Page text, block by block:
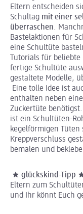
Eltern entscheiden
Schultag mit einer
überraschen.
Bastelaktionen für
eine Schultüte
Tutorials für
fertige Schultüte
gestaltete Modelle,
Eine tolle Idee ist
enthalten neben
Zuckertüte
ist ein Schultüten-
kegelförmigen
Kreppverschluss
bemalen und
★ glückskind-Tipp
Eltern zum
und Ihr könnt Euch